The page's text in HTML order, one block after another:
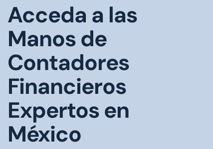
Acceda a las
Manos de
Contadores
Financieros
Expertos en
México